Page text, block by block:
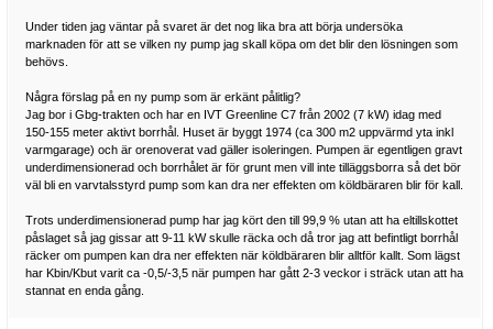
Under tiden jag väntar på svaret är det nog lika bra att börja undersöka
marknaden för att se vilken ny pump jag skall köpa om det blir den lösningen som
behövs.
Några förslag på en ny pump som är erkänt pålitlig?
Jag bor i Gbg-trakten och har en IVT Greenline C7 från 2002 (7 kW) idag med
150-155 meter aktivt borrhål. Huset är byggt 1974 (ca 300 m2 uppvärmd yta inkl
varmgarage) och är orenoverat vad gäller isoleringen. Pumpen är egentligen gravt
underdimensionerad och borrhålet är för grunt men vill inte tilläggsborra så det bör
väl bli en varvtalsstyrd pump som kan dra ner effekten om köldbäraren blir för kall.
Trots underdimensionerad pump har jag kört den till 99,9 % utan att ha eltillskottet
påslaget så jag gissar att 9-11 kW skulle räcka och då tror jag att befintligt borrhål
räcker om pumpen kan dra ner effekten när köldbäraren blir alltför kallt. Som lägst
har Kbin/Kbut varit ca -0,5/-3,5 när pumpen har gått 2-3 veckor i sträck utan att ha
stannat en enda gång.